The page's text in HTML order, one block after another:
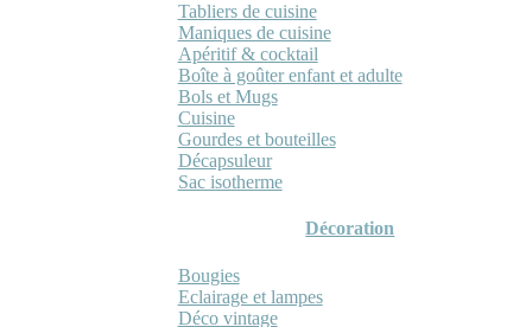
Tabliers de cuisine
Maniques de cuisine
Apéritif & cocktail
Boîte à goûter enfant et adulte
Bols et Mugs
Cuisine
Gourdes et bouteilles
Décapsuleur
Sac isotherme
Décoration
Bougies
Eclairage et lampes
Déco vintage